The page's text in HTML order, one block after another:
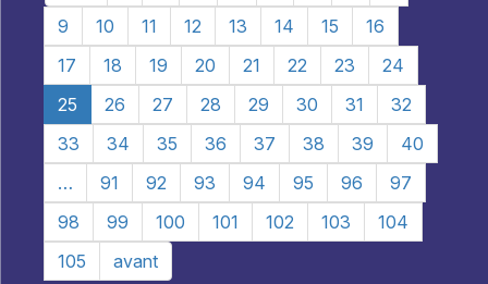
9
10 11 12 13 14 15
16
17
18 19 20 21 22 23
24
25
26 27 28 29 30 31
32
33
34 35 36 37 38 39
40
…
91 92 93 94 95 96
97
98
99 100 101 102 103
104
105
avant